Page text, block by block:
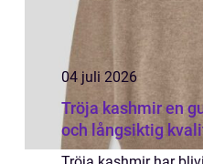
04 juli 2026
Tröja kashmir en guide till vardagslyx
och långsiktig